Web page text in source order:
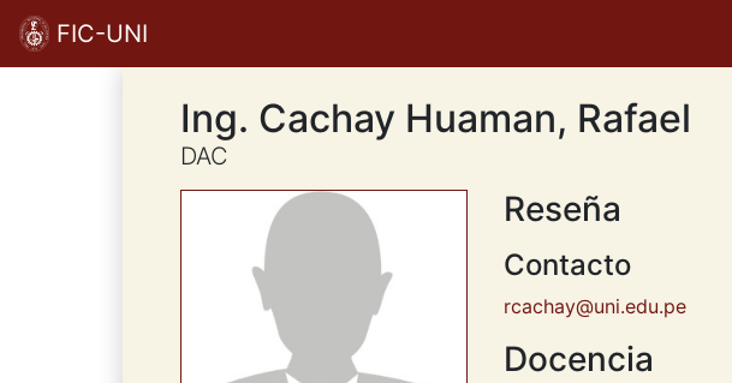
FIC-UNI
Ing. Cachay Huaman, Rafael
DAC
Reseña
Contacto
rcachay@uni.edu.pe
Docencia